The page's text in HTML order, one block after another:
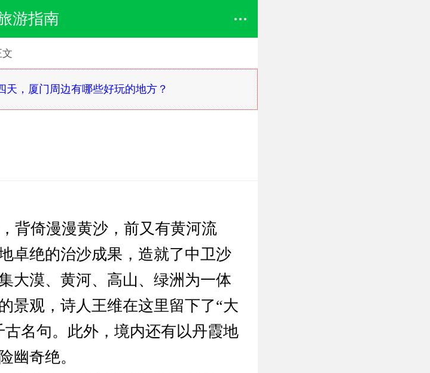
游指南
文
天，厦门周边有哪些好玩的地方？
背倚漫漫黄沙，前又有黄河流
卓绝的治沙成果，造就了中卫沙
大漠、黄河、高山、绿洲为一体
景观，诗人王维在这里留下了“大
名句。此外，境内还有以丹霞地
幽奇绝。